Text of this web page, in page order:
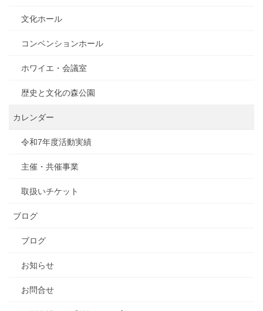
文化ホール
コンベンションホール
ホワイエ・会議室
歴史と文化の森公園
カレンダー
令和7年度活動実績
主催・共催事業
取扱いチケット
ブログ
ブログ
お知らせ
お問合せ